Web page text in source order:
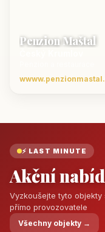
Penzion Maštal
⚡ LAST MINUTE
Akční
Vyzkoušejte tyto
přímo provozovatele
Všechny objekty →